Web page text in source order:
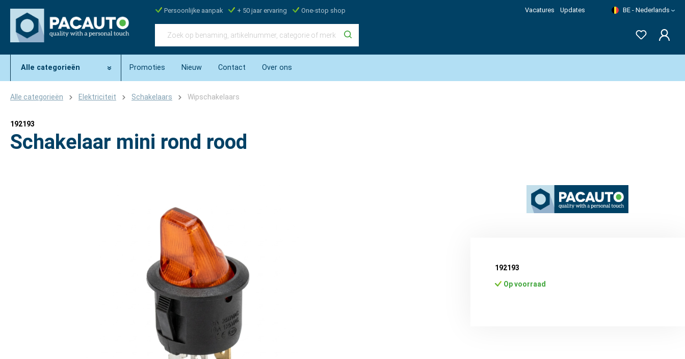
Persoonlijke aanpak + 50 jaar ervaring One-stop shop Vacatures Updates BE - Nederlands
Alle categorieën Promoties Nieuw Contact Over ons
Alle categorieën Elektriciteit Schakelaars Wipschakelaars
192193
Schakelaar mini rond rood
192193
Op voorraad